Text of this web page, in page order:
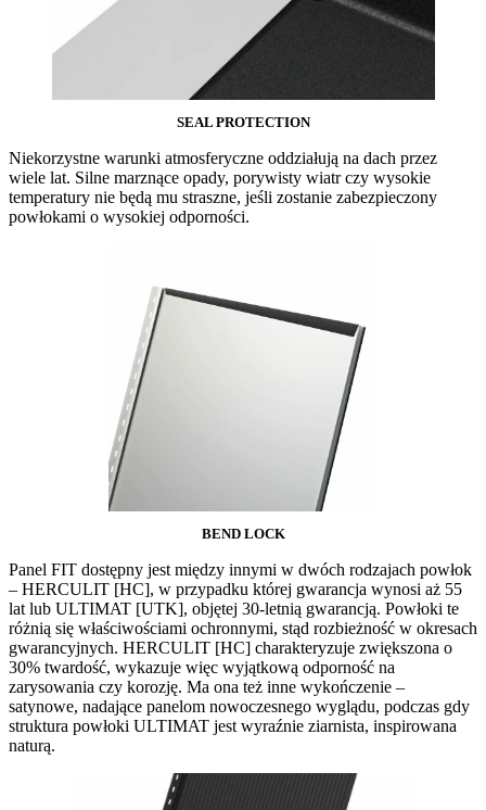
SEAL PROTECTION
Niekorzystne warunki atmosferyczne oddziałują na dach przez
wiele lat. Silne marznące opady, porywisty wiatr czy wysokie
temperatury nie będą mu straszne, jeśli zostanie zabezpieczony
powłokami o wysokiej odporności.
BEND LOCK
Panel FIT dostępny jest między innymi w dwóch rodzajach powłok
– HERCULIT [HC], w przypadku której gwarancja wynosi aż 55
lat lub ULTIMAT [UTK], objętej 30-letnią gwarancją. Powłoki te
różnią się właściwościami ochronnymi, stąd rozbieżność w okresach
gwarancyjnych. HERCULIT [HC] charakteryzuje zwiększona o
30% twardość, wykazuje więc wyjątkową odporność na
zarysowania czy korozję. Ma ona też inne wykończenie –
satynowe, nadające panelom nowoczesnego wyglądu, podczas gdy
struktura powłoki ULTIMAT jest wyraźnie ziarnista, inspirowana
naturą.